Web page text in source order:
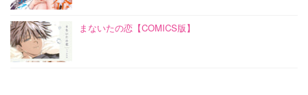
まないたの恋【COMICS版】